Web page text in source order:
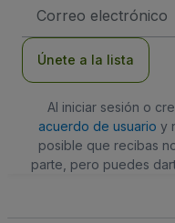
de
Únete a la lista
Al iniciar sesión o
acuerdo de usuario y
posible que recibas
parte, pero puedes